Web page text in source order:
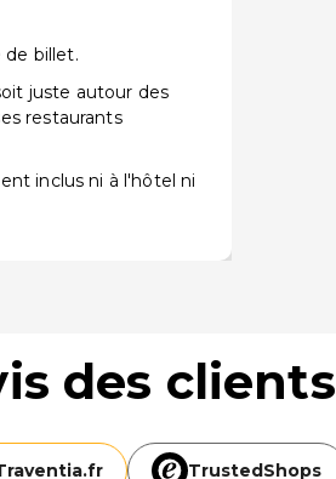
de billet.
juste autour des
restaurants
inclus ni à l'hôtel ni
des clients
fr TrustedShops